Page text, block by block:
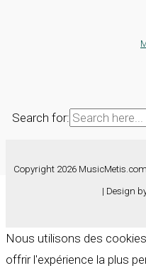
Search for:
Copyright 2026
| Design
Nous utilisons des
offrir l'expérience la plus